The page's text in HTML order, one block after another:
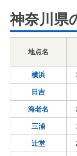
神奈川県
地点名
横浜
日吉
海老名
三浦
辻堂